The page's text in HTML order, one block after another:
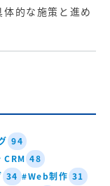
的な施策と進め
94
CRM 48
34 #Web制作 31